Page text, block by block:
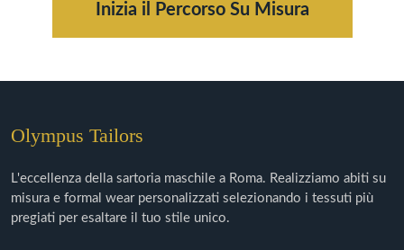
Inizia il Percorso Su Misura
Olympus Tailors
L'eccellenza della sartoria maschile a Roma. Realizziamo abiti su
misura e formal wear personalizzati selezionando i tessuti più
pregiati per esaltare il tuo stile unico.